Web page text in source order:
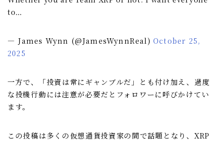
to…
— James Wynn (@JamesWynnReal)October 25,
2025
一方で、「投資は常にギャンブルだ」とも付け加え、過度
な投機行動には注意が必要だとフォロワーに呼びかけてい
ます。
この投稿は多くの仮想通貨投資家の間で話題となり、XRP